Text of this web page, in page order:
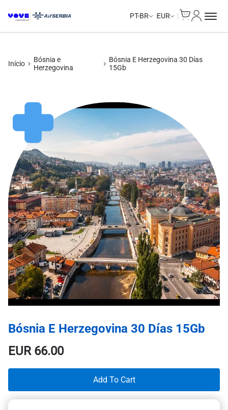
PT-BR EUR
Início
Bósnia e
Herzegovina
Bósnia E Herzegovina 30 Días
15Gb
Bósnia E Herzegovina 30 Días 15Gb
EUR66.00
Add To Cart